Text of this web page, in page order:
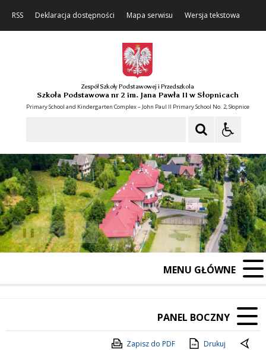
RSS Deklaracja dostępności Mapa serwisu Wersja tekstowa
Zespół Szkoły Podstawowej i Przedszkola
Szkoła Podstawowa nr 2 im. Jana Pawła II w Słopnicach
Primary School and Kindergarten Complex – John Paul II Primary School No. 2, Słopnice
Poprzedni Element
Następny Element
❚❚
MENU GŁÓWNE
PANEL BOCZNY
Zapisz do PDF Drukuj